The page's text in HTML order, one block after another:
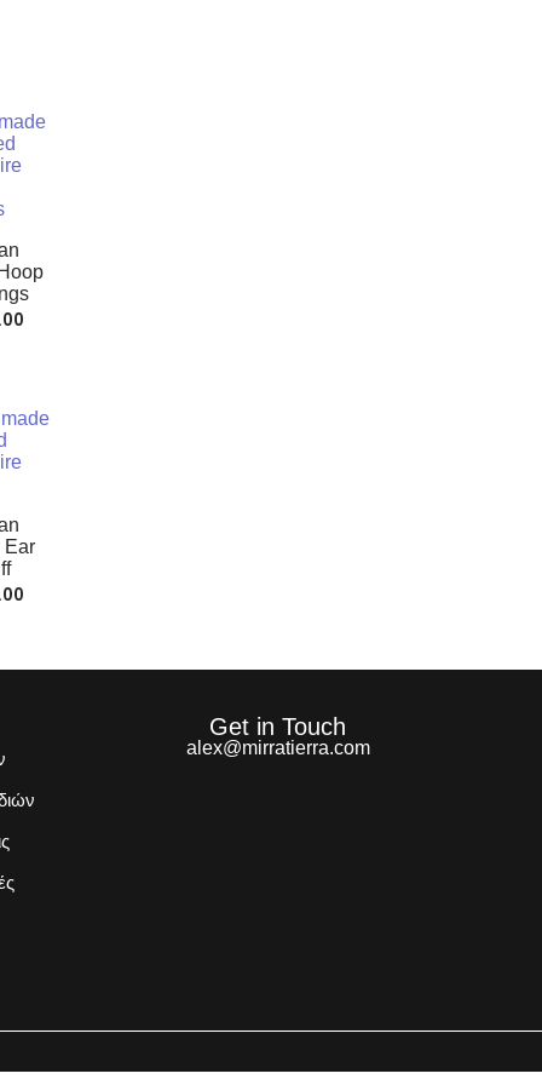
Ear
Get in Touch
alex@mirratierra.com